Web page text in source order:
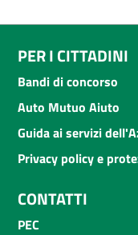
PER I CITTADINI
Bandi di concorso
Auto Mutuo Aiuto
Guida ai servizi
Privacy policy e
CONTATTI
PEC